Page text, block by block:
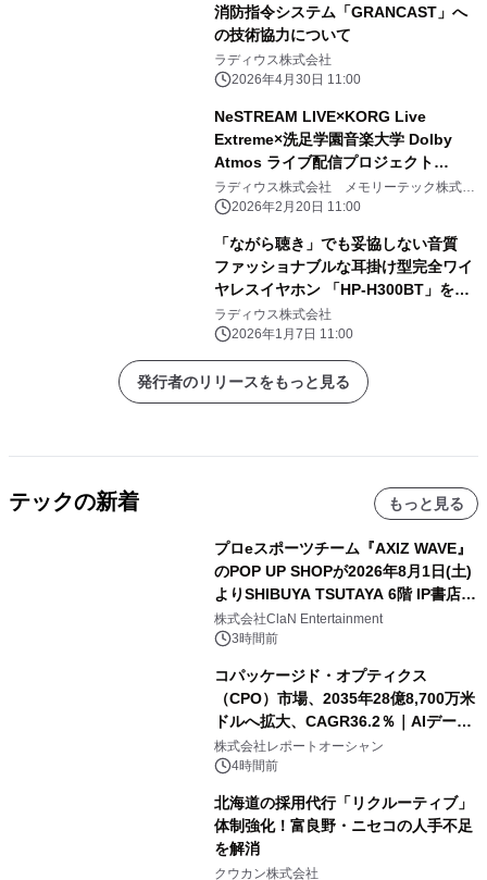
消防指令システム「GRANCAST」へ
の技術協力について
ラディウス株式会社
2026年4月30日 11:00
NeSTREAM LIVE×KORG Live
Extreme×洗足学園音楽大学 Dolby
Atmos ライブ配信プロジェクト
「Music Design Symphonic
Orchestra 2025」開催 ～最高品質の
空間オーディオで届ける新たなライブ
体験～
ラディウス株式会社 メモリーテック株式会
社 株式会社クープ 株式会社コルグ
2026年2月20日 11:00
「ながら聴き」でも妥協しない音質
ファッショナブルな耳掛け型完全ワイ
ヤレスイヤホン 「HP-H300BT」を
2026年1月下旬より発売
ラディウス株式会社
2026年1月7日 11:00
発行者のリリースをもっと見る
テックの新着 もっと見る
プロeスポーツチーム『AXIZ WAVE』
のPOP UP SHOPが2026年8月1日(土)
よりSHIBUYA TSUTAYA 6階 IP書店で
開催決定！！
株式会社ClaN Entertainment
3時間前
コパッケージド・オプティクス
（CPO）市場、2035年28億8,700万米
ドルへ拡大、CAGR36.2％｜AIデータ
センター・高速光通信需要が成長を加
速
株式会社レポートオーシャン
4時間前
北海道の採用代行「リクルーティブ」
体制強化！富良野・ニセコの人手不足
を解消
クウカン株式会社